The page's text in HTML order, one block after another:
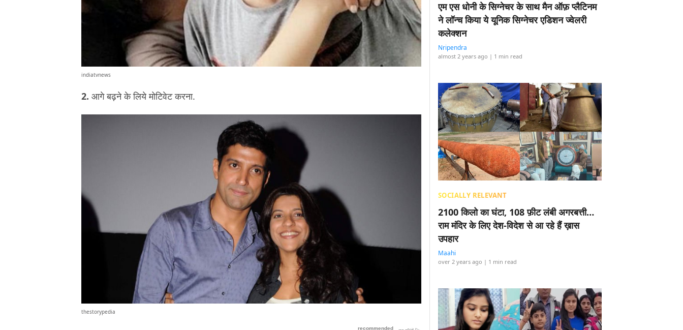
indiatvnews
2. आगे बढ़ने के लिये मोटिवेट करना.
thestorypedia
एम एस धोनी के सिग्नेचर के साथ मैन ऑफ़ प्लैटिनम
ने लॉन्च किया ये यूनिक सिग्नेचर एडिशन ज्वेलरी
कलेक्शन
Nripendra
almost 2 years ago | 1 min read
SOCIALLY RELEVANT
2100 किलो का घंटा, 108 फ़ीट लंबी अगरबत्ती…
राम मंदिर के लिए देश-विदेश से आ रहे हैं ख़ास
उपहार
Maahi
over 2 years ago | 1 min read